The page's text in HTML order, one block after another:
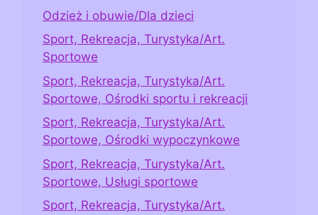
Odzież i obuwie/Dla dzieci
Sport, Rekreacja, Turystyka/Art.
Sportowe
Sport, Rekreacja, Turystyka/Art.
Sportowe, Ośrodki sportu i rekreacji
Sport, Rekreacja, Turystyka/Art.
Sportowe, Ośrodki wypoczynkowe
Sport, Rekreacja, Turystyka/Art.
Sportowe, Usługi sportowe
Sport, Rekreacja, Turystyka/Art.